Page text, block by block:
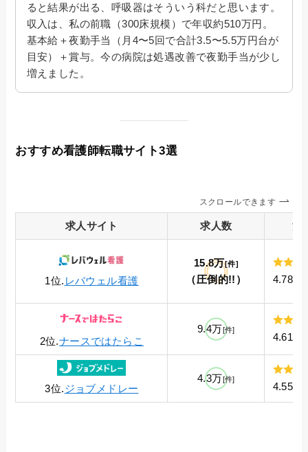
ると結果が出る、呼吸器はそういう科だと思います。
収入は、私の前職（300床規模）で年収約510万円。
基本給＋夜勤手当（月4〜5回で合計3.5〜5.5万円台が
目安）＋賞与。今の病院は処遇改善で夜勤手当が少し
増えました。
おすすめ看護師転職サイト3選
スクロールできます
求人サイト 求人数 満
1位. レバウェル看護
15.8万[件]
（圧倒的!!） 4.78
2位.ナースではたらこ
9.4万[件]
4.61
3位.ジョブメドレー
4.3万[件]
4.55